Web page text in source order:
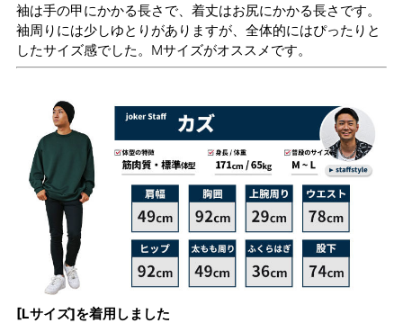
袖は手の甲にかかる長さで、着丈はお尻にかかる長さです。
袖周りには少しゆとりがありますが、全体的にはぴったりと
したサイズ感でした。Mサイズがオススメです。
[Lサイズ]を着用しました